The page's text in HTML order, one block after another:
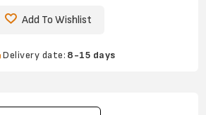
Add To Wishlist
Delivery date: 8-15 days